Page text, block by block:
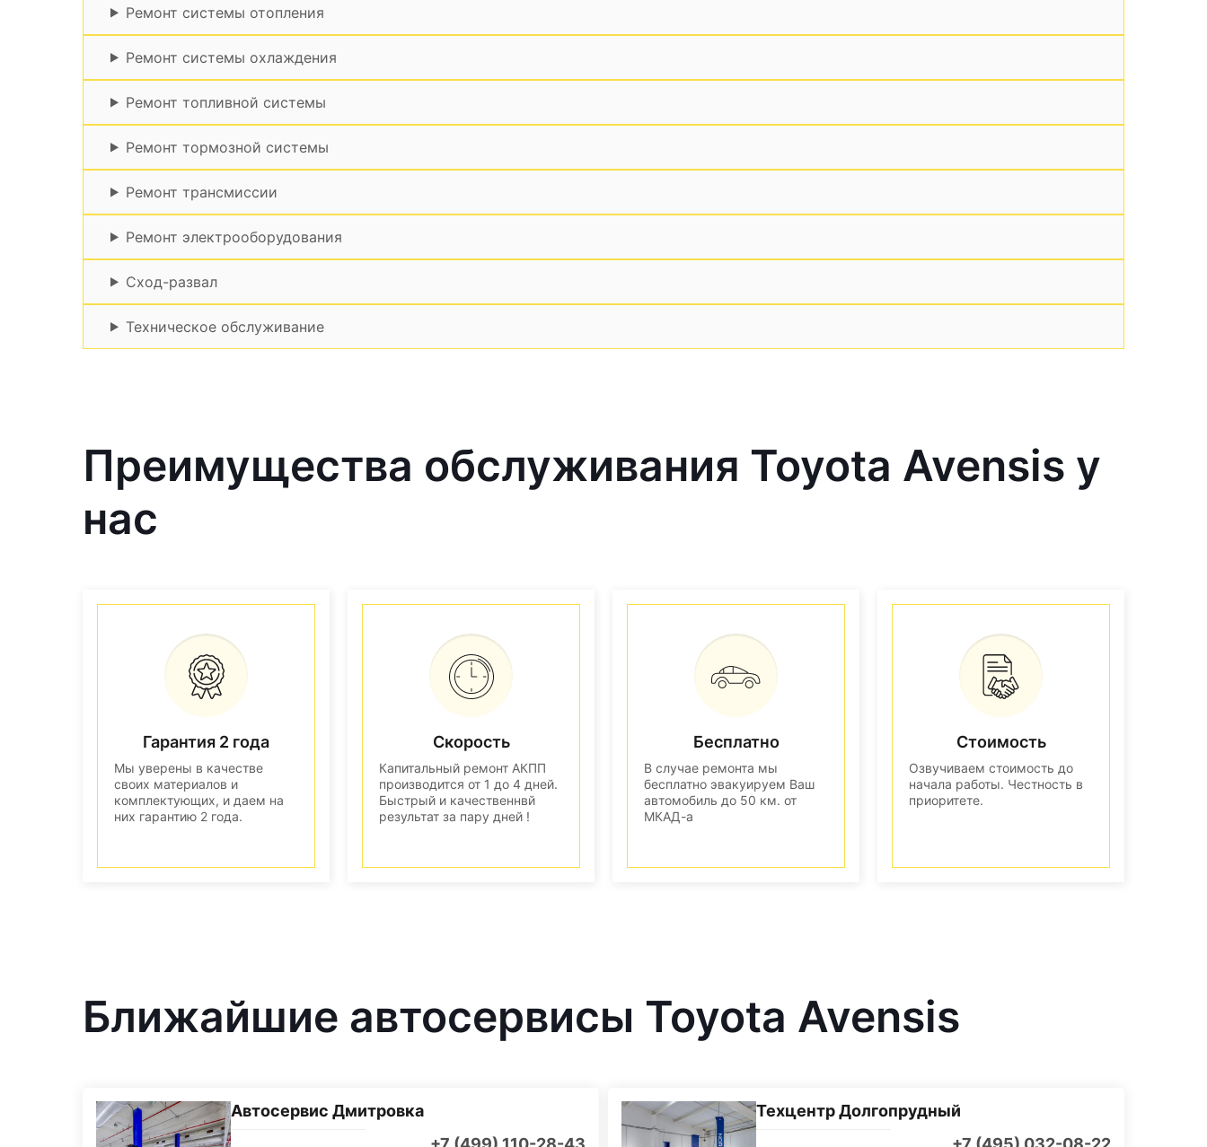
Ремонт системы отопления
Ремонт системы охлаждения
Ремонт топливной системы
Ремонт тормозной системы
Ремонт трансмиссии
Ремонт электрооборудования
Сход-развал
Техническое обслуживание
Преимущества обслуживания Toyota Avensis у
нас
Гарантия 2 года
Мы уверены в качестве
своих материалов и
комплектующих, и даем на
них гарантию 2 года.
Скорость
Капитальный ремонт АКПП
производится от 1 до 4 дней.
Быстрый и качественнвй
результат за пару дней !
Бесплатно
В случае ремонта мы
бесплатно эвакуируем Ваш
автомобиль до 50 км. от
МКАД-а
Стоимость
Озвучиваем стоимость до
начала работы. Честность в
приоритете.
Ближайшие автосервисы Toyota Avensis
Автосервис Дмитровка
Техцентр Долгопрудный